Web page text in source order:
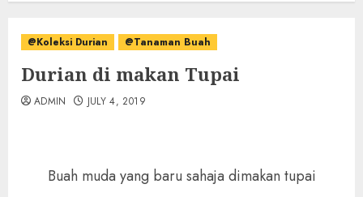
@Koleksi Durian @Tanaman Buah
Durian di makan Tupai
ADMIN JULY 4, 2019
Buah muda yang baru sahaja dimakan tupai